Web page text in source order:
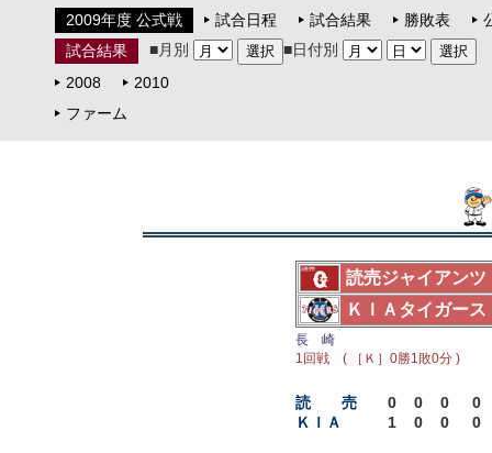
2009年度 公式戦 試合日程 試合結果 勝敗表
試合結果
■月別
■日付別
2008
2010
ファーム
読売ジャイアンツ
ＫＩＡタイガース
長 崎
1回戦 ( ［Ｋ］0勝1敗0分 )
読 売 0 0 0
0
ＫＩＡ
1 0 0 0